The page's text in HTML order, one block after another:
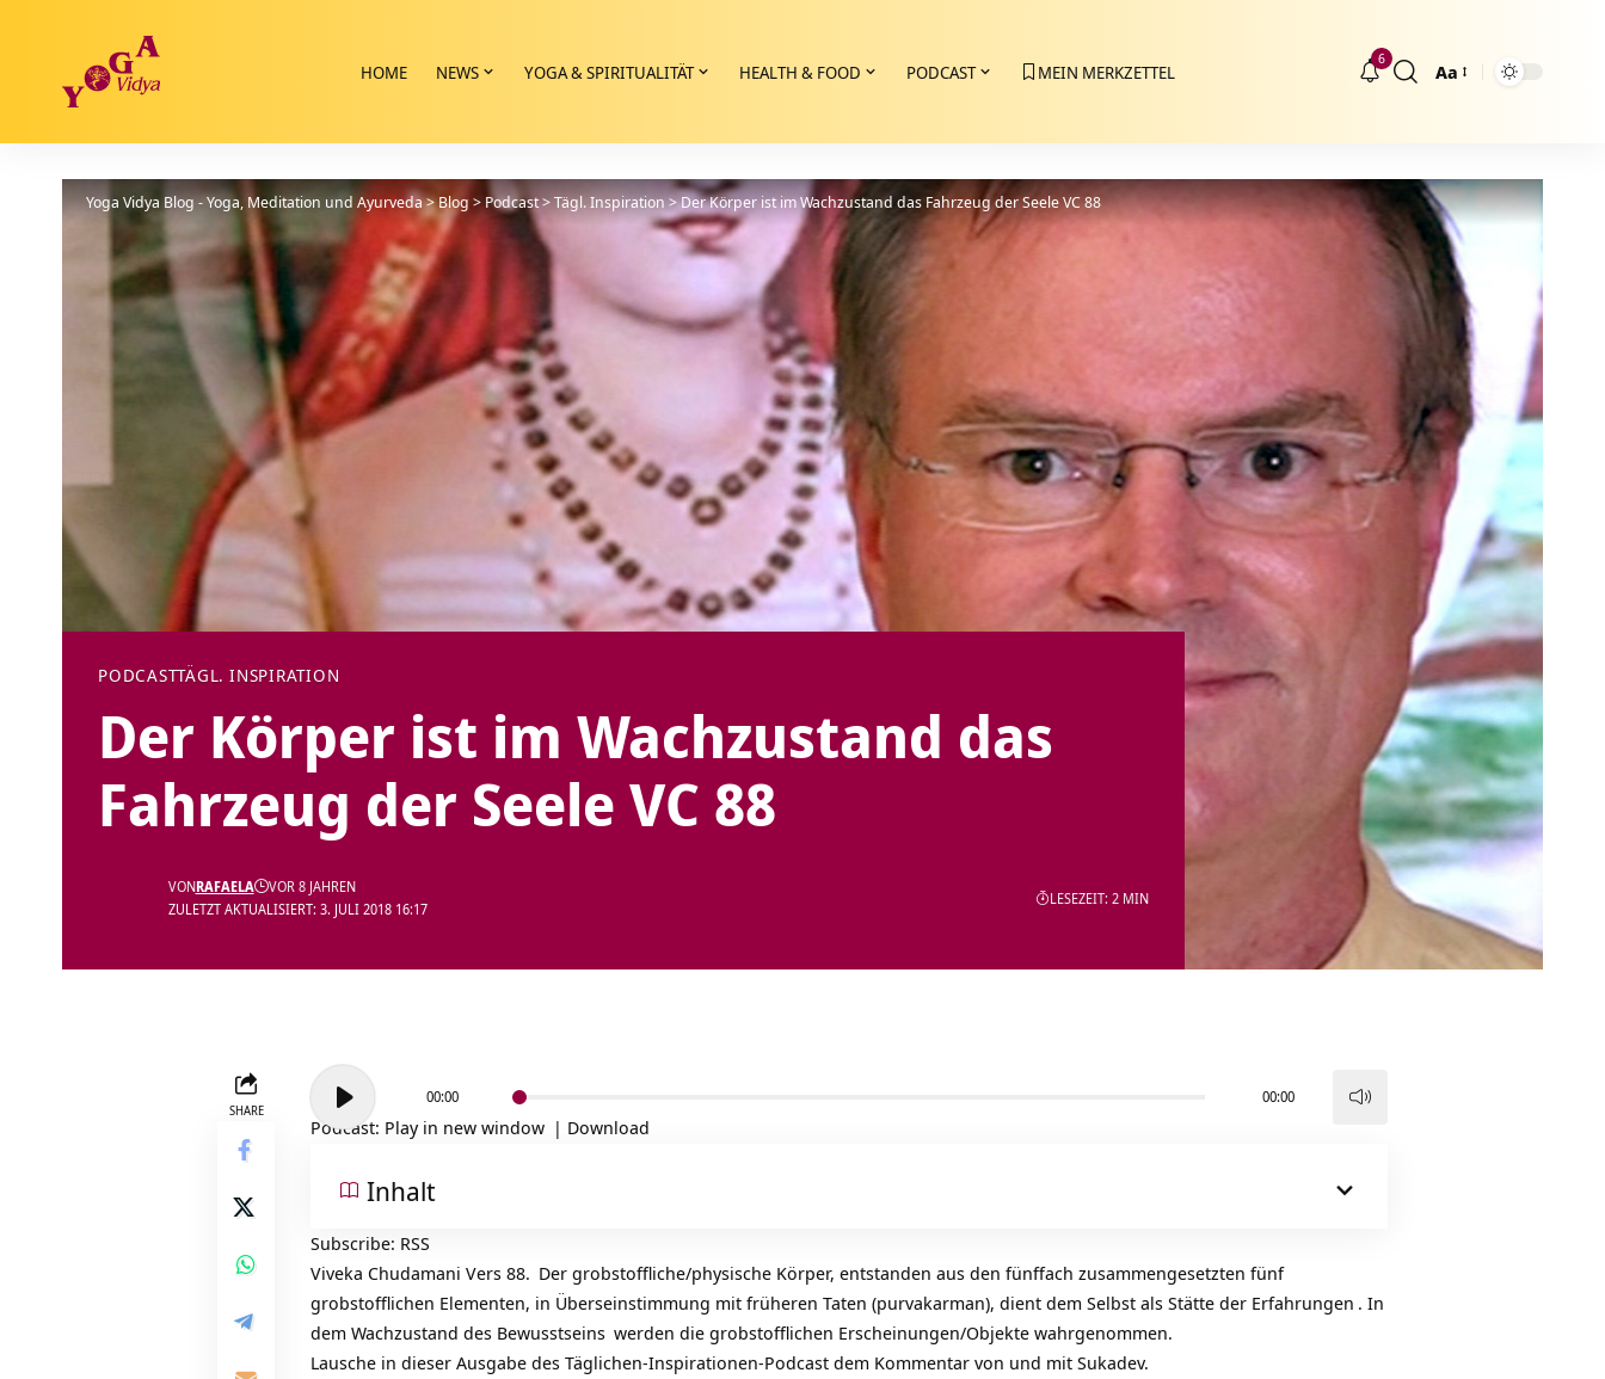
HOME NEWS YOGA & SPIRITUALITÄT HEALTH & FOOD PODCAST MEIN MERKZETTEL
6
Größenänderung
Aa
Yoga Vidya Blog - Yoga, Meditation und Ayurveda>Blog >Podcast>Tägl. Inspiration>Der Körper ist im Wachzustand das Fahrzeug der Seele VC 88
PODCASTTÄGL. INSPIRATION
Der Körper ist im Wachzustand das
Fahrzeug der Seele VC 88
ZULETZT AKTUALISIERT: 3. JULI 2018 16:17
VONRAFAELA VOR 8 JAHREN
LESEZEIT: 2 MIN
SHARE
Audio-
Player
00:00 00:00
Podcast: Play in new window | Download
Inhalt
Subscribe: RSS
Viveka Chudamani Vers 88. Der grobstoffliche/physische Körper, entstanden aus den fünffach zusammengesetzten fünf
grobstofflichen Elementen, in Überseinstimmung mit früheren Taten (purvakarman), dient dem Selbst als Stätte der Erfahrungen . In
dem Wachzustand des Bewusstseins werden die grobstofflichen Erscheinungen/Objekte wahrgenommen.
Lausche in dieser Ausgabe des Täglichen-Inspirationen-Podcast dem Kommentar von und mit Sukadev.